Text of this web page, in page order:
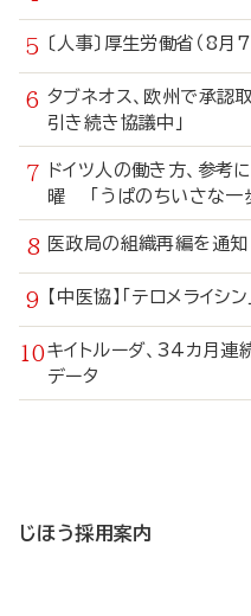
〔人事〕厚生労働省（8
タブネオス、欧州で承
引き続き協議中」
ドイツ人の働き方、参
曜 「うぱのちいさな一歩
医政局の組織再編を
【中医協】「テロメライ
キイトルーダ、34カ月
データ
じほう採用案内